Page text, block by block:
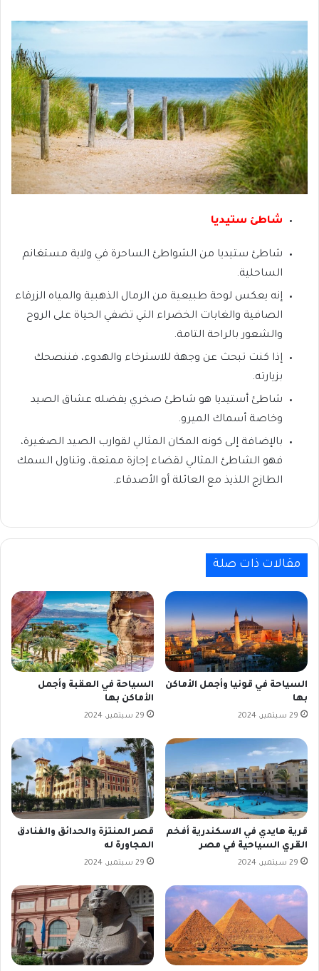
شاطئ ستيديا
شاطئ ستيديا من الشواطئ الساحرة في ولاية مستغانم
الساحلية.
إنه يعكس لوحة طبيعية من الرمال الذهبية والمياه الزرقاء
الصافية والغابات الخضراء التي تضفي الحياة على الروح
والشعور بالراحة التامة.
إذا كنت تبحث عن وجهة للاسترخاء والهدوء، فننصحك
بزيارته.
شاطئ أستيديا هو شاطئ صخري يفضله عشاق الصيد
وخاصة أسماك الميرو.
بالإضافة إلى كونه المكان المثالي لقوارب الصيد الصغيرة،
فهو الشاطئ المثالي لقضاء إجازة ممتعة، وتناول السمك
الطازج اللذيذ مع العائلة أو الأصدقاء.
مقالات ذات صلة
السياحة في قونيا وأجمل الأماكن
بها
29 سبتمبر، 2024
السياحة في العقبة وأجمل
الأماكن بها
29 سبتمبر، 2024
قرية هايدي في الاسكندرية أفخم
القري السياحية في مصر
29 سبتمبر، 2024
قصر المنتزة والحدائق والفنادق
المجاورة له
29 سبتمبر، 2024